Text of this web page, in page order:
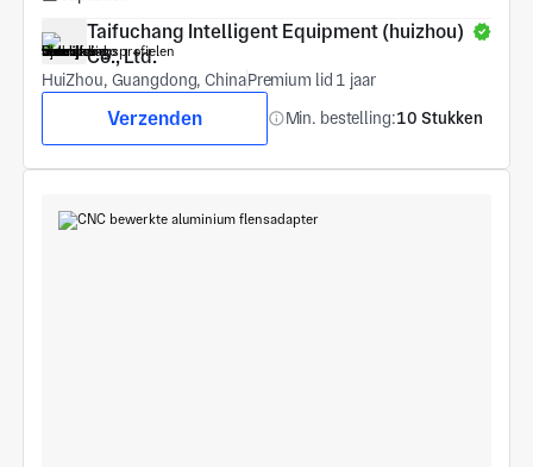
Taifuchang Intelligent Equipment (huizhou)
Co., Ltd.
HuiZhou, Guangdong, ChinaPremium lid 1 jaar
Verzenden Min. bestelling:10 Stukken